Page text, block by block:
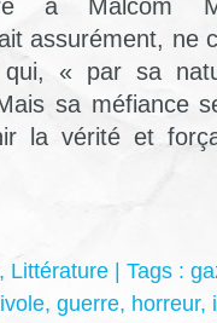
à Malcom
assurément, ne
« par sa
sa méfiance
la vérité et
, Littérature | Tags :
, guerre, horreur,